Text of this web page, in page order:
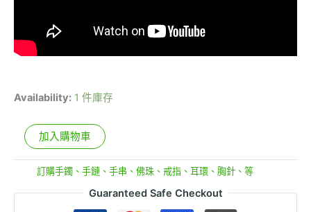
Availability: 1 件庫存
加入購物車
訂購手鐲、手鏈、手串、佛珠、戒指、耳環、胸針、等
Guaranteed Safe Checkout